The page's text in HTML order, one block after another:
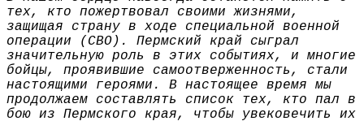
тех, кто пожертвовал своими жизнями,
защищая страну в ходе специальной военной
операции (СВО). Пермский край сыграл
значительную роль в этих событиях, и многие
бойцы, проявившие самоотверженность, стали
настоящими героями. В настоящее время мы
продолжаем составлять список тех, кто пал в
бою из Пермского края, чтобы увековечить их